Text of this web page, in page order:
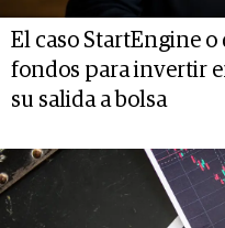
El caso StartEngine o
fondos para invertir
su salida a bolsa